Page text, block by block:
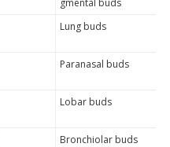
Lung buds
Paranasal buds
Lobar buds
Bronchiolar buds